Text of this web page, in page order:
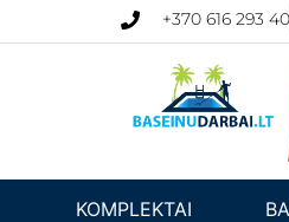
prie
+370 616 293 40
KOMPLEKTAI